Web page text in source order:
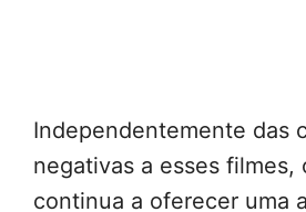
Independentemente das
negativas a esses filmes,
continua a oferecer uma